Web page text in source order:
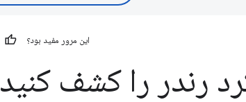
این مرور مفید بود؟
رندر را کشف کنید